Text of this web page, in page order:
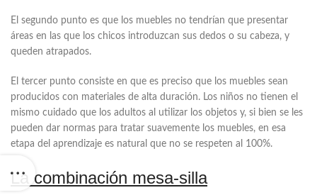
El segundo punto es que los muebles no tendrían que presentar
áreas en las que los chicos introduzcan sus dedos o su cabeza, y
queden atrapados.
El tercer punto consiste en que es preciso que los muebles sean
producidos con materiales de alta duración. Los niños no tienen el
mismo cuidado que los adultos al utilizar los objetos y, si bien se les
pueden dar normas para tratar suavemente los muebles, en esa
etapa del aprendizaje es natural que no se respeten al 100%.
La combinación mesa-silla